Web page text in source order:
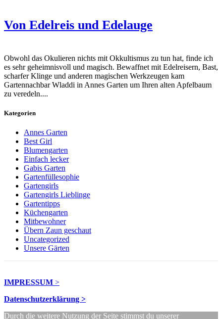
Von Edelreis und Edelauge
Obwohl das Okulieren nichts mit Okkultismus zu tun hat, finde ich
es sehr geheimnisvoll und magisch. Bewaffnet mit Edelreisern, Bast,
scharfer Klinge und anderen magischen Werkzeugen kam
Gartennachbar Wladdi in Annes Garten um Ihren alten Apfelbaum
zu veredeln....
Kategorien
Annes Garten
Best Girl
Blumengarten
Einfach lecker
Gabis Garten
Gartenfüllesophie
Gartengirls
Gartengirls Lieblinge
Gartentipps
Küchengarten
Mitbewohner
Übern Zaun geschaut
Uncategorized
Unsere Gärten
IMPRESSUM >
Datenschutzerklärung >
Durch die weitere Nutzung der Seite stimmst du unserer